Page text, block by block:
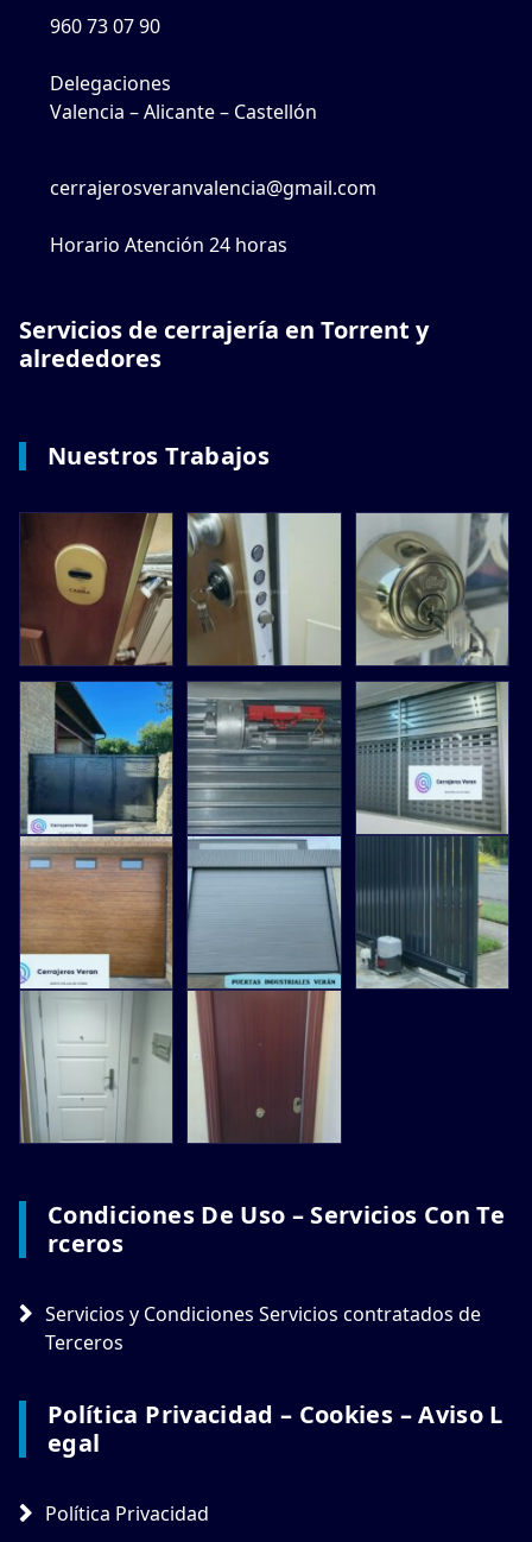
960 73 07 90
Delegaciones
Valencia – Alicante – Castellón
cerrajerosveranvalencia@gmail.com
Horario Atención 24 horas
Servicios de cerrajería en Torrent y
alrededores
Nuestros Trabajos
Condiciones De Uso – Servicios Con Te
Rceros
Servicios y Condiciones Servicios contratados de
Terceros
Política Privacidad – Cookies – Aviso L
Egal
Política Privacidad